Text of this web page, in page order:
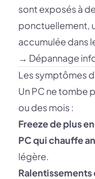
sont exposés à
ponctuellement,
accumulée dans
→ Dépannage
Les symptômes
Un PC ne tombe
ou des mois :
Freeze de plus
PC qui chauffe
légère.